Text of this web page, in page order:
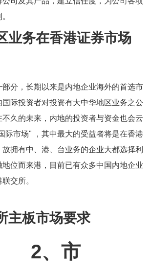
业务在香港证券市场
分，长期以来是内地企业海外的首选市
际投资者对投资有大中华地区业务之公
久的未来，内地的投资者与资金也会云
际市场" ，其中最大的受益者将是在香港
拥有中、港、台业务的企业大都选择利
位而来港，目前已有众多中国内地企业
交所。
主板市场要求
2、市